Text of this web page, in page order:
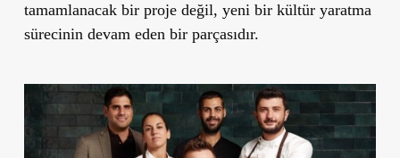
tamamlanacak bir proje değil, yeni bir kültür yaratma
sürecinin devam eden bir parçasıdır.